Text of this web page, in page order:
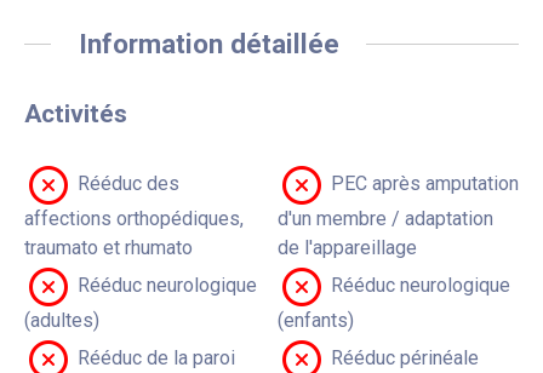
Information détaillée
Activités
Rééduc des
affections orthopédiques,
traumato et rhumato
PEC après amputation
d'un membre / adaptation
de l'appareillage
Rééduc neurologique
(adultes)
Rééduc neurologique
(enfants)
Rééduc de la paroi
Rééduc périnéale